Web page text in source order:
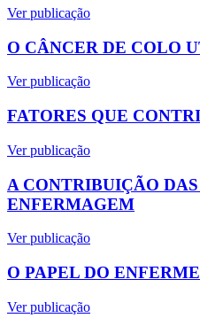
Ver publicação
O CÂNCER DE COLO
Ver publicação
FATORES QUE
Ver publicação
A CONTRIBUIÇÃO
ENFERMAGEM
Ver publicação
O PAPEL DO
Ver publicação